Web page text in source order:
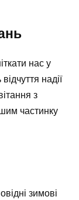
нас у
надії
з
частинку
зимові